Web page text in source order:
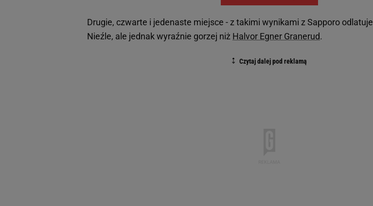
Drugie, czwarte i jedenaste miejsce - z takimi wynikami z Sapporo odlatuje
Nieźle, ale jednak wyraźnie gorzej niż Halvor Egner Granerud.